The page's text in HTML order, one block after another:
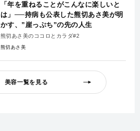
「年を重ねることがこんなに楽しいと
は」──持病も公表した熊切あさ美が明
かす、”崖っぷち”の先の人生
熊切あさ美のココロとカラダ#2
熊切あさ美
美容一覧を見る